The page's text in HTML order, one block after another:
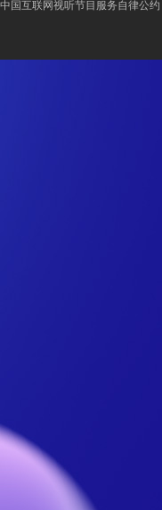
中国互联网视听节目服务自律公约